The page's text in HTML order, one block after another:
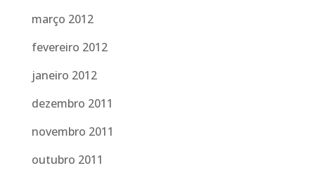
março 2012
fevereiro 2012
janeiro 2012
dezembro 2011
novembro 2011
outubro 2011